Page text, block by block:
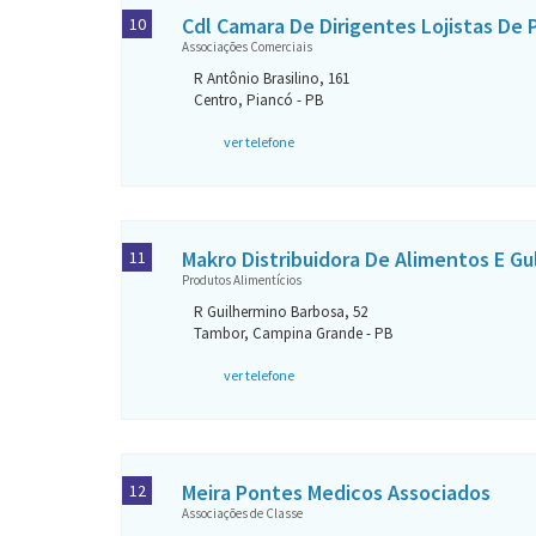
Cdl Camara De Dirigentes Lojistas De
Associações Comerciais
R Antônio Brasilino, 161
Centro, Piancó - PB
ver telefone
10
Makro Distribuidora De Alimentos E
Produtos Alimentícios
R Guilhermino Barbosa, 52
Tambor, Campina Grande - PB
ver telefone
11
Meira Pontes Medicos Associados
Associações de Classe
12